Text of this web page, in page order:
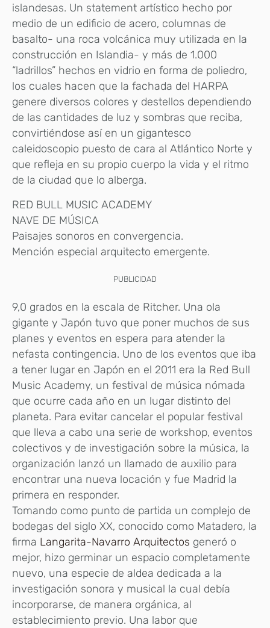
islandesas. Un statement artístico hecho por
medio de un edificio de acero, columnas de
basalto- una roca volcánica muy utilizada en la
construcción en Islandia- y más de 1.000
“ladrillos” hechos en vidrio en forma de poliedro,
los cuales hacen que la fachada del HARPA
genere diversos colores y destellos dependiendo
de las cantidades de luz y sombras que reciba,
convirtiéndose así en un gigantesco
caleidoscopio puesto de cara al Atlántico Norte y
que refleja en su propio cuerpo la vida y el ritmo
de la ciudad que lo alberga.
RED BULL MUSIC ACADEMY
NAVE DE MÚSICA
Paisajes sonoros en convergencia.
Mención especial arquitecto emergente.
PUBLICIDAD
9,0 grados en la escala de Ritcher. Una ola
gigante y Japón tuvo que poner muchos de sus
planes y eventos en espera para atender la
nefasta contingencia. Uno de los eventos que iba
a tener lugar en Japón en el 2011 era la Red Bull
Music Academy, un festival de música nómada
que ocurre cada año en un lugar distinto del
planeta. Para evitar cancelar el popular festival
que lleva a cabo una serie de workshop, eventos
colectivos y de investigación sobre la música, la
organización lanzó un llamado de auxilio para
encontrar una nueva locación y fue Madrid la
primera en responder.
Tomando como punto de partida un complejo de
bodegas del siglo XX, conocido como Matadero, la
firma Langarita-Navarro Arquitectos generó o
mejor, hizo germinar un espacio completamente
nuevo, una especie de aldea dedicada a la
investigación sonora y musical la cual debía
incorporarse, de manera orgánica, al
establecimiento previo. Una labor que